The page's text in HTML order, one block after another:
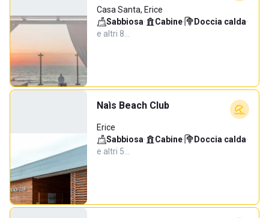
Casa Santa, Erice
Sabbiosa· Cabine· Doccia calda·
e altri 8…
Naìs Beach Club
Erice
Sabbiosa· Cabine· Doccia calda·
e altri 5…